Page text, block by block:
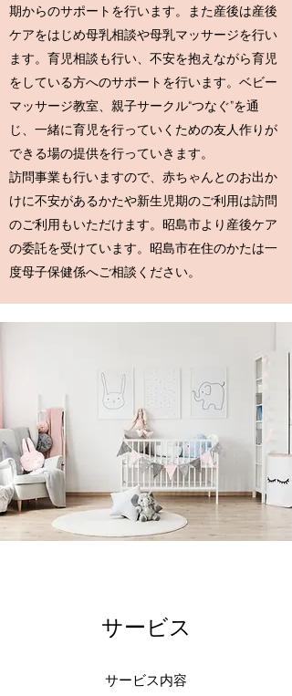
期からのサポートを行います。また産後は産後
ケアをはじめ母乳相談や母乳マッサージを行い
ます。育児相談も行い、不安を抱えながら育児
をしている方へのサポートを行います。 ベビー
マッサージ教室、親子サークル“つなぐ”を通
じ、一緒に育児を行っていくための友人作りが
できる場の提供を行っていきます。
訪問事業も行いますので、赤ちゃんとのお出か
けに不安があるかたや新生児期のご利用は訪問
のご利用もいただけます。昭島市より産後ケア
の委託を受けています。昭島市在住のかたは一
度母子保健係へご相談ください。
サービス
サービス内容